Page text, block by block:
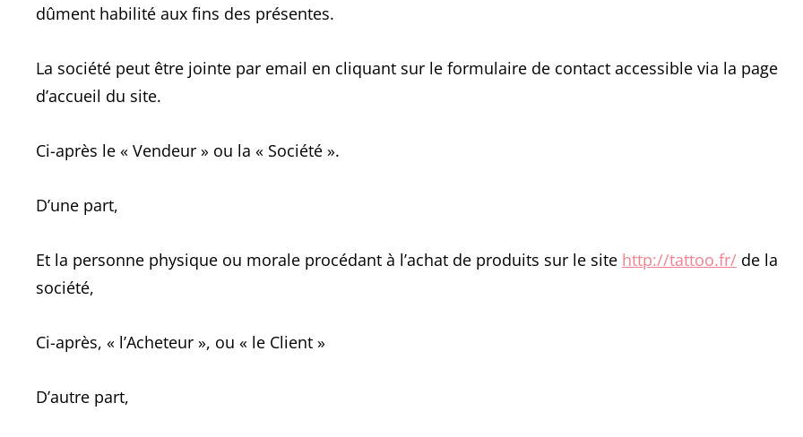
dûment habilité aux fins des présentes.
La société peut être jointe par email en cliquant sur le formulaire de contact accessible via la page
d’accueil du site.
Ci-après le « Vendeur » ou la « Société ».
D’une part,
Et la personne physique ou morale procédant à l’achat de produits sur le site http://tattoo.fr/ de la
société,
Ci-après, « l’Acheteur », ou « le Client »
D’autre part,